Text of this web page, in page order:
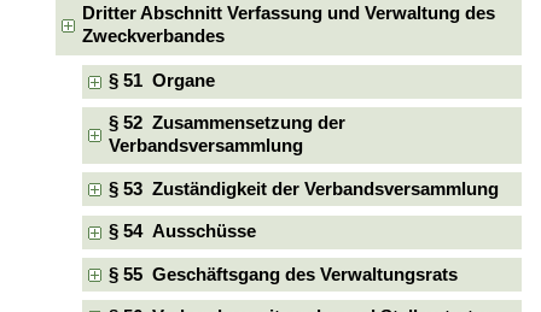
Dritter Abschnitt Verfassung und Verwaltung des
Zweckverbandes
§ 51 Organe
§ 52 Zusammensetzung der
Verbandsversammlung
§ 53 Zuständigkeit der Verbandsversammlung
§ 54 Ausschüsse
§ 55 Geschäftsgang des Verwaltungsrats